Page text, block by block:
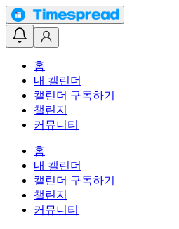
홈
내 캘린더
캘린더 구독하기
챌린지
커뮤니티
홈
내 캘린더
캘린더 구독하기
챌린지
커뮤니티